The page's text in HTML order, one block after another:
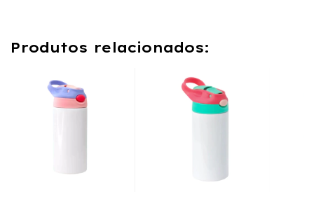
Produtos relacionados: